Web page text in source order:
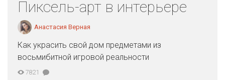
Пиксель-арт в интерьере
Анастасия Верная
Как украсить свой дом предметами из
восьмибитной игровой реальности
7821